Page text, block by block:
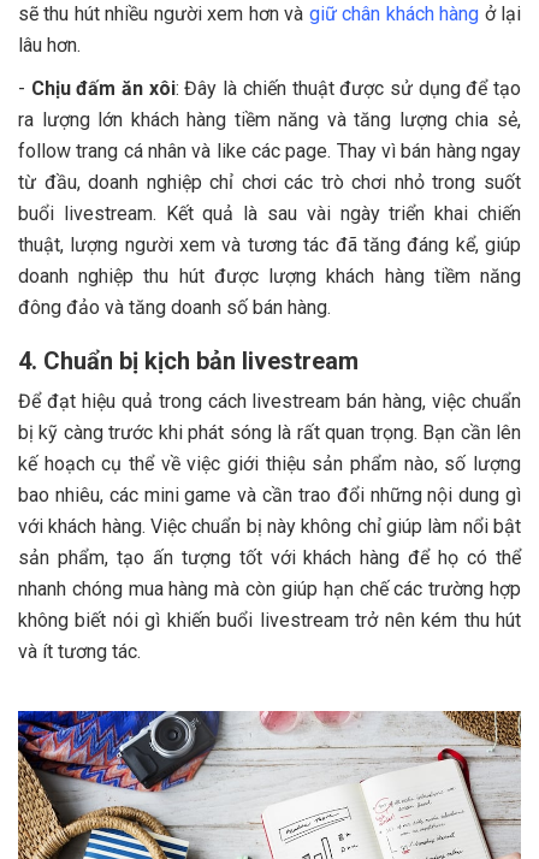
sẽ thu hút nhiều người xem hơn và giữ chân khách hàng ở lại
lâu hơn.
- Chịu đấm ăn xôi: Đây là chiến thuật được sử dụng để tạo
ra lượng lớn khách hàng tiềm năng và tăng lượng chia sẻ,
follow trang cá nhân và like các page. Thay vì bán hàng ngay
từ đầu, doanh nghiệp chỉ chơi các trò chơi nhỏ trong suốt
buổi livestream. Kết quả là sau vài ngày triển khai chiến
thuật, lượng người xem và tương tác đã tăng đáng kể, giúp
doanh nghiệp thu hút được lượng khách hàng tiềm năng
đông đảo và tăng doanh số bán hàng.
4. Chuẩn bị kịch bản livestream
Để đạt hiệu quả trong cách livestream bán hàng, việc chuẩn
bị kỹ càng trước khi phát sóng là rất quan trọng. Bạn cần lên
kế hoạch cụ thể về việc giới thiệu sản phẩm nào, số lượng
bao nhiêu, các mini game và cần trao đổi những nội dung gì
với khách hàng. Việc chuẩn bị này không chỉ giúp làm nổi bật
sản phẩm, tạo ấn tượng tốt với khách hàng để họ có thể
nhanh chóng mua hàng mà còn giúp hạn chế các trường hợp
không biết nói gì khiến buổi livestream trở nên kém thu hút
và ít tương tác.